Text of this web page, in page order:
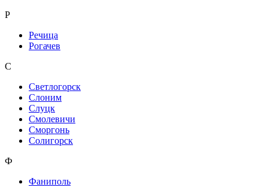
Р
Речица
Рогачев
С
Светлогорск
Слоним
Слуцк
Смолевичи
Сморгонь
Солигорск
Ф
Фаниполь